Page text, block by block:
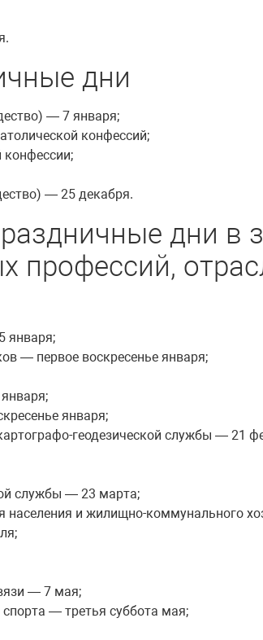
дни
— 7 января;
конфессий;
— 25 декабря.
дни в
профессий,
января;
— первое воскресенье января;
января;
геодезической службы — 21
службы — 23 марта;
и жилищно-коммунального
— 7 мая;
— третья суббота мая;